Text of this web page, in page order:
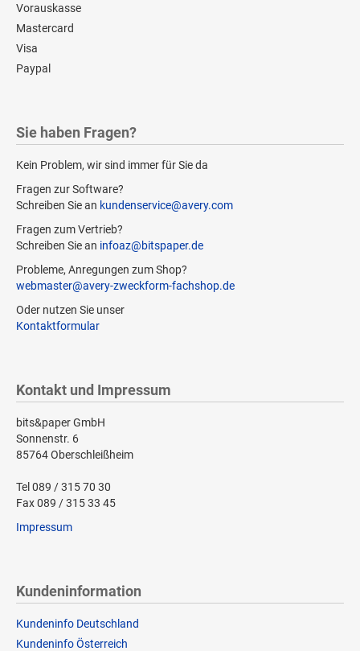
Vorauskasse
Mastercard
Visa
Paypal
Sie haben Fragen?
Kein Problem, wir sind immer für Sie da
Fragen zur Software?
Schreiben Sie an kundenservice@avery.com
Fragen zum Vertrieb?
Schreiben Sie an infoaz@bitspaper.de
Probleme, Anregungen zum Shop?
webmaster@avery-zweckform-fachshop.de
Oder nutzen Sie unser
Kontaktformular
Kontakt und Impressum
bits&paper GmbH
Sonnenstr. 6
85764 Oberschleißheim
Tel 089 / 315 70 30
Fax 089 / 315 33 45
Impressum
Kundeninformation
Kundeninfo Deutschland
Kundeninfo Österreich